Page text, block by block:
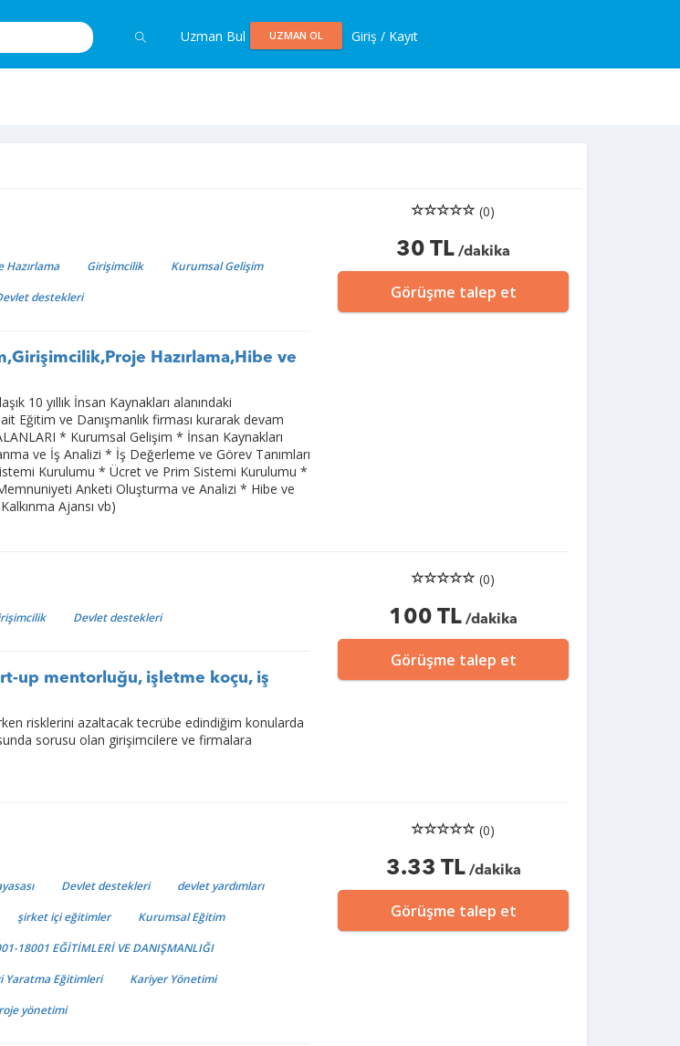
Uzman Bul UZMAN OL Giriş / Kayıt
Hazırlama Girişimcilik
Kurumsal Gelişim
destekleri
Hazırlama,Hibe ve
10 yıllık İnsan Kaynakları alanındaki
Eğitim ve Danışmanlık firması kurarak devam
* Kurumsal Gelişim * İnsan Kaynakları
ve İş Analizi * İş Değerleme ve Görev Tanımları
Kurulumu * Ücret ve Prim Sistemi Kurulumu *
Anketi Oluşturma ve Analizi * Hibe ve
Ajansı vb)
(0)
30 TL /dakika
Görüşme talep et
Devlet destekleri
up mentorluğu, işletme koçu, iş
risklerini azaltacak tecrübe edindiğim konularda
sorusu olan girişimcilere ve firmalara
(0)
100 TL /dakika
Görüşme talep et
Devlet destekleri
devlet yardımları
şirket içi eğitimler
Kurumsal Eğitim
18001 EĞİTİMLERİ VE DANIŞMANLIĞI
Yaratma Eğitimleri
Kariyer Yönetimi
yönetimi
(0)
3.33 TL/dakika
Görüşme talep et